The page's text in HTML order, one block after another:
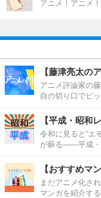
アニメ！アニメ
【藤津亮太の
アニメ評論家の
自の切り口でピッ
【平成・昭和
令和に見ると“エ
が蘇る――平成・
【おすすめマ
まだアニメ化さ
マンガを紹介す